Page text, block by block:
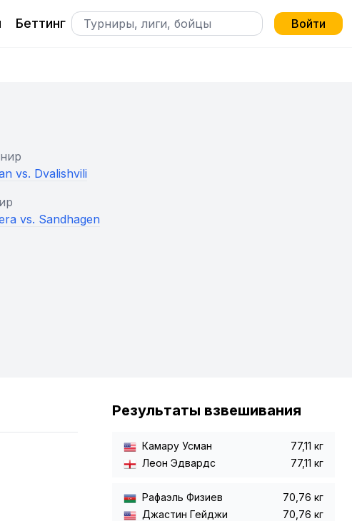
Беттинг Войти
vs. Dvalishvili
vs. Sandhagen
Результаты взвешивания
Камару Усман
77,11 кг
Леон Эдвардс
77,11 кг
Рафаэль Физиев
70,76 кг
Джастин Гейджи
70,76 кг